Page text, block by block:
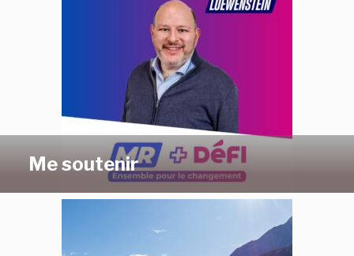
Me soutenir